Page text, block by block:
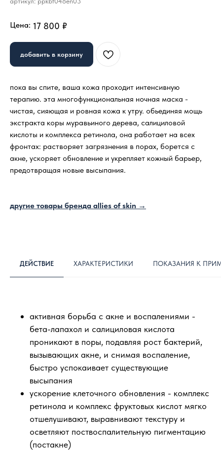
Цена: 17 800 ₽
добавить в корзину
пока вы спите, ваша кожа проходит интенсивную
терапию. эта многофункциональная ночная маска -
чистая, сияющая и ровная кожа к утру. обьединяя мощь
экстракта коры муравьиного дерева, салициловой
кислоты и комплекса ретинола, она работает на всех
фронтах: растворяет загрязнения в порах, борется с
акне, ускоряет обновление и укрепляет кожный барьер,
предотвращая новые высыпания.
другие товары бренда allies of skin →
ДЕЙСТВИЕ ХАРАКТЕРИСТИКИ ПОКАЗАНИЯ К
активная борьба с акне и воспалениями -
бета-лапахол и салициловая кислота
проникают в поры, подавляя рост бактерий,
вызывающих акне, и снимая воспаление,
быстро успокаивает существующие
высыпания
ускорение клеточного обновления - комплекс
ретинола и комплекс фруктовых кислот мягко
отшелушивают, выравнивают текстуру и
осветляют поствоспалительную пигментацию
(постакне)